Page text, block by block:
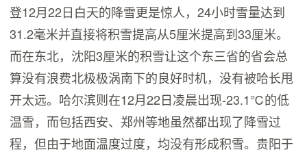
登12月22日白天的降雪更是惊人，24小时雪量达到
31.2毫米并直接将积雪提高从5厘米提高到33厘米。
而在东北，沈阳3厘米的积雪让这个东三省的省会总
算没有浪费北极极涡南下的良好时机，没有被哈长甩
开太远。哈尔滨则在12月22日凌晨出现-23.1℃的低
温雪，而包括西安、郑州等地虽然都出现了降雪过
程，但由于地面温度过度，均没有形成积雪。贵阳于